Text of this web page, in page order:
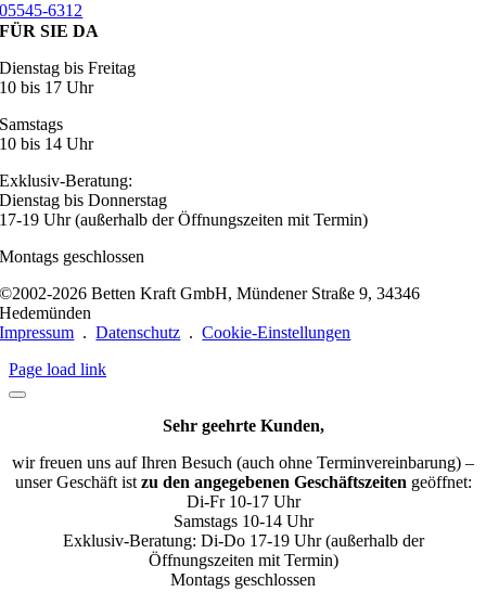
05545-6312
FÜR SIE DA
Dienstag bis Freitag
10 bis 17 Uhr
Samstags
10 bis 14 Uhr
Exklusiv-Beratung:
Dienstag bis Donnerstag
17-19 Uhr (außerhalb der Öffnungszeiten mit Termin)
Montags geschlossen
©2002-2026 Betten Kraft GmbH, Mündener Straße 9, 34346
Hedemünden
Impressum .Datenschutz .Cookie-Einstellungen
Page load link
Sehr geehrte Kunden,
wir freuen uns auf Ihren Besuch (auch ohne Terminvereinbarung) –
unser Geschäft ist zu den angegebenen Geschäftszeiten geöffnet:
Di-Fr 10-17 Uhr
Samstags 10-14 Uhr
Exklusiv-Beratung: Di-Do 17-19 Uhr (außerhalb der
Öffnungszeiten mit Termin)
Montags geschlossen